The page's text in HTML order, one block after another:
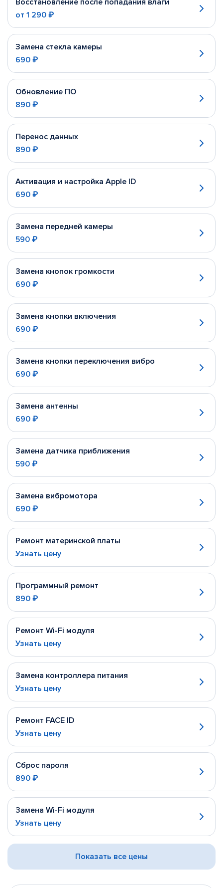
Восстановление после попадания влаги
от 1 290 ₽
Замена стекла камеры
690 ₽
Обновление ПО
890 ₽
Перенос данных
890 ₽
Активация и настройка Apple ID
690 ₽
Замена передней камеры
590 ₽
Замена кнопок громкости
690 ₽
Замена кнопки включения
690 ₽
Замена кнопки переключения вибро
690 ₽
Замена антенны
690 ₽
Замена датчика приближения
590 ₽
Замена вибромотора
690 ₽
Ремонт материнской платы
Узнать цену
Программный ремонт
890 ₽
Ремонт Wi-Fi модуля
Узнать цену
Замена контроллера питания
Узнать цену
Ремонт FACE ID
Узнать цену
Сброс пароля
890 ₽
Замена Wi-Fi модуля
Узнать цену
Показать все цены